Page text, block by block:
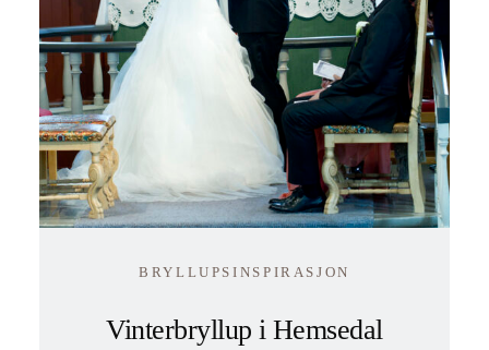
BRYLLUPSINSPIRASJON
Vinterbryllup i Hemsedal